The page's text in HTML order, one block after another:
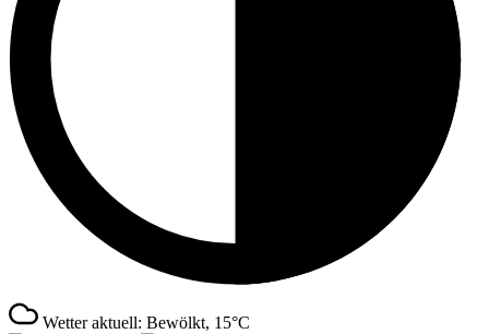
Wetter aktuell: Bewölkt, 15°C